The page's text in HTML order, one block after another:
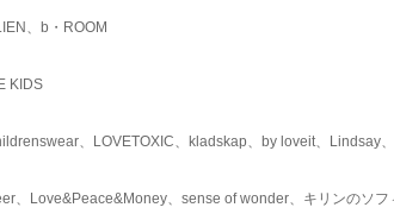
、b・ROOM
KIDS
、LOVETOXIC、kladskap、by loveit、Lindsay
、Love&Peace&Money、sense of wonder、キリンのソフ